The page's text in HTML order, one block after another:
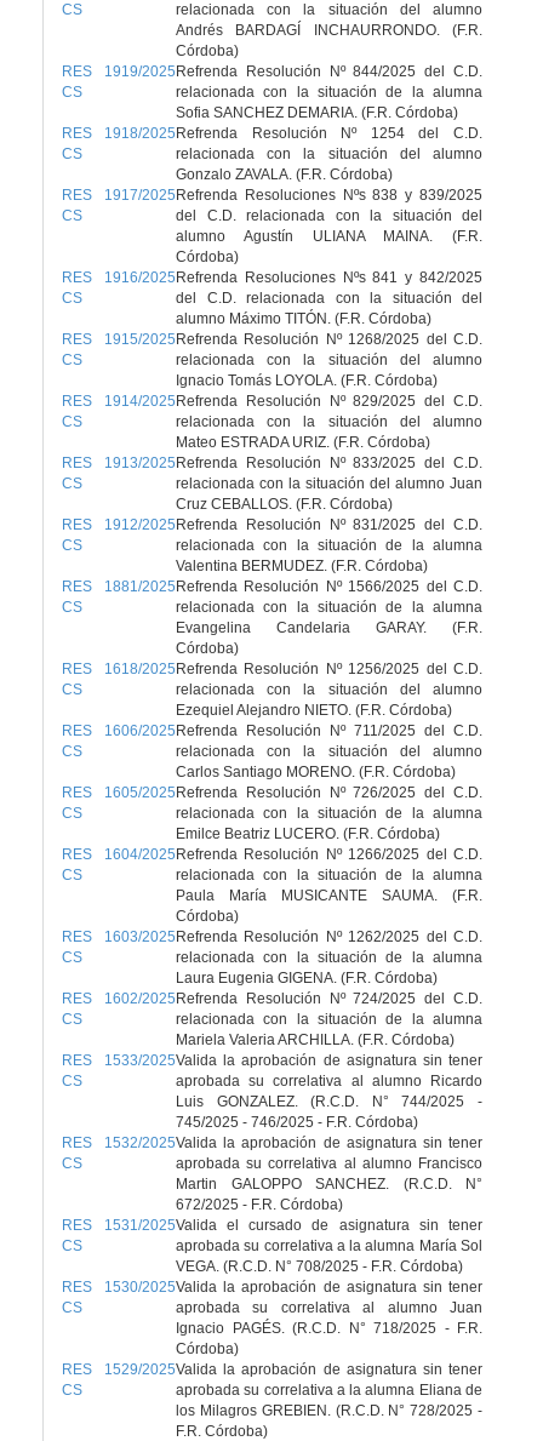
CS
relacionada con la situación del alumno
Andrés BARDAGÍ INCHAURRONDO. (F.R.
Córdoba)
RES 1919/2025
CS
Refrenda Resolución Nº 844/2025 del C.D.
relacionada con la situación de la alumna
Sofia SANCHEZ DEMARIA. (F.R. Córdoba)
RES 1918/2025
CS
Refrenda Resolución Nº 1254 del C.D.
relacionada con la situación del alumno
Gonzalo ZAVALA. (F.R. Córdoba)
RES 1917/2025
CS
Refrenda Resoluciones Nºs 838 y 839/2025
del C.D. relacionada con la situación del
alumno Agustín ULIANA MAINA. (F.R.
Córdoba)
RES 1916/2025
CS
Refrenda Resoluciones Nºs 841 y 842/2025
del C.D. relacionada con la situación del
alumno Máximo TITÓN. (F.R. Córdoba)
RES 1915/2025
CS
Refrenda Resolución Nº 1268/2025 del C.D.
relacionada con la situación del alumno
Ignacio Tomás LOYOLA. (F.R. Córdoba)
RES 1914/2025
CS
Refrenda Resolución Nº 829/2025 del C.D.
relacionada con la situación del alumno
Mateo ESTRADA URIZ. (F.R. Córdoba)
RES 1913/2025
CS
Refrenda Resolución Nº 833/2025 del C.D.
relacionada con la situación del alumno Juan
Cruz CEBALLOS. (F.R. Córdoba)
RES 1912/2025
CS
Refrenda Resolución Nº 831/2025 del C.D.
relacionada con la situación de la alumna
Valentina BERMUDEZ. (F.R. Córdoba)
RES 1881/2025
CS
Refrenda Resolución Nº 1566/2025 del C.D.
relacionada con la situación de la alumna
Evangelina Candelaria GARAY. (F.R.
Córdoba)
RES 1618/2025
CS
Refrenda Resolución Nº 1256/2025 del C.D.
relacionada con la situación del alumno
Ezequiel Alejandro NIETO. (F.R. Córdoba)
RES 1606/2025
CS
Refrenda Resolución Nº 711/2025 del C.D.
relacionada con la situación del alumno
Carlos Santiago MORENO. (F.R. Córdoba)
RES 1605/2025
CS
Refrenda Resolución Nº 726/2025 del C.D.
relacionada con la situación de la alumna
Emilce Beatriz LUCERO. (F.R. Córdoba)
RES 1604/2025
CS
Refrenda Resolución Nº 1266/2025 del C.D.
relacionada con la situación de la alumna
Paula María MUSICANTE SAUMA. (F.R.
Córdoba)
RES 1603/2025
CS
Refrenda Resolución Nº 1262/2025 del C.D.
relacionada con la situación de la alumna
Laura Eugenia GIGENA. (F.R. Córdoba)
RES 1602/2025
CS
Refrenda Resolución Nº 724/2025 del C.D.
relacionada con la situación de la alumna
Mariela Valeria ARCHILLA. (F.R. Córdoba)
RES 1533/2025
CS
Valida la aprobación de asignatura sin tener
aprobada su correlativa al alumno Ricardo
Luis GONZALEZ. (R.C.D. N° 744/2025 -
745/2025 - 746/2025 - F.R. Córdoba)
RES 1532/2025
CS
Valida la aprobación de asignatura sin tener
aprobada su correlativa al alumno Francisco
Martin GALOPPO SANCHEZ. (R.C.D. N°
672/2025 - F.R. Córdoba)
RES 1531/2025
CS
Valida el cursado de asignatura sin tener
aprobada su correlativa a la alumna María Sol
VEGA. (R.C.D. N° 708/2025 - F.R. Córdoba)
RES 1530/2025
CS
Valida la aprobación de asignatura sin tener
aprobada su correlativa al alumno Juan
Ignacio PAGÉS. (R.C.D. N° 718/2025 - F.R.
Córdoba)
RES 1529/2025
CS
Valida la aprobación de asignatura sin tener
aprobada su correlativa a la alumna Eliana de
los Milagros GREBIEN. (R.C.D. N° 728/2025 -
F.R. Córdoba)